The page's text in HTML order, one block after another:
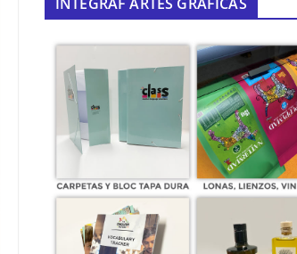
INTEGRAF ARTES GRÁFICAS